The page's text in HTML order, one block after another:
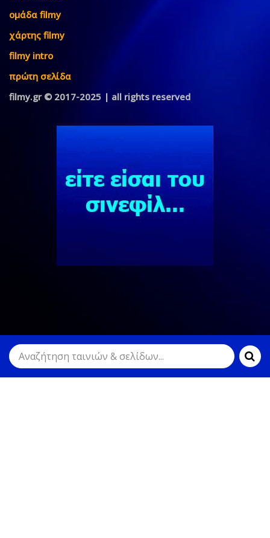
ομάδα filmy
χάρτης filmy
filmy intro
πρώτη σελίδα
filmy.gr © 2017-2025 | all rights reserved